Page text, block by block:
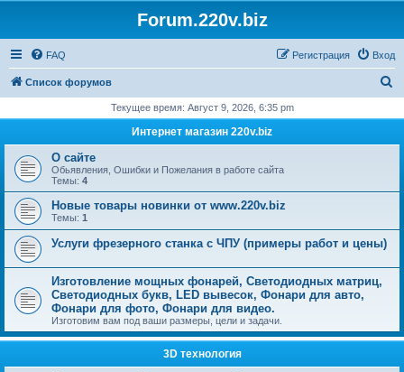
Forum.220v.biz
FAQ Вход
Регистрация
Список форумов
с
Текущее время: Август 9, 2026, 6:35 pm
Интернет магазин 220v.biz
О сайте
Обьявления, Ошибки и Пожелания в работе сайта
Темы: 4
Новые товары новинки от www.220v.biz
Темы: 1
Услуги фрезерного станка с ЧПУ (примеры работ и цены)
Изготовление мощных фонарей, Светодиодных матриц,
Светодиодных букв, LED вывесок, Фонари для авто,
Фонари для фото, Фонари для видео.
Изготовим вам под ваши размеры, цели и задачи.
3D технология